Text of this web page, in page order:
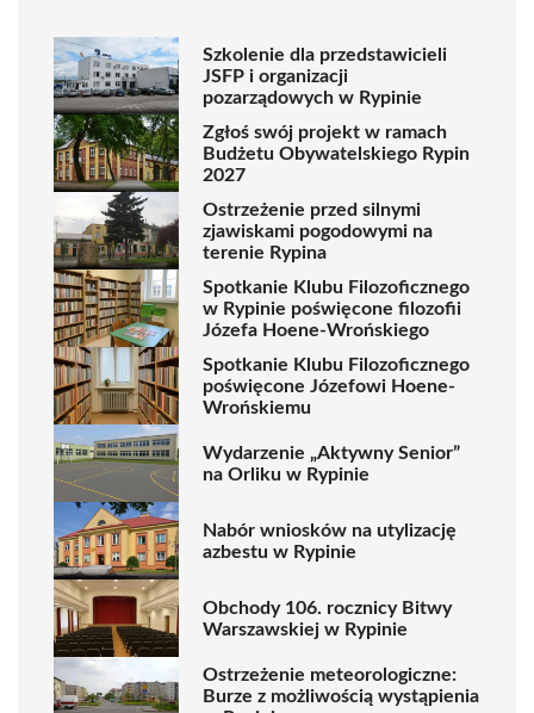
Szkolenie dla przedstawicieli
JSFP i organizacji
pozarządowych w Rypinie
Zgłoś swój projekt w ramach
Budżetu Obywatelskiego Rypin
2027
Ostrzeżenie przed silnymi
zjawiskami pogodowymi na
terenie Rypina
Spotkanie Klubu Filozoficznego
w Rypinie poświęcone filozofii
Józefa Hoene-Wrońskiego
Spotkanie Klubu Filozoficznego
poświęcone Józefowi Hoene-
Wrońskiemu
Wydarzenie „Aktywny Senior”
na Orliku w Rypinie
Nabór wniosków na utylizację
azbestu w Rypinie
Obchody 106. rocznicy Bitwy
Warszawskiej w Rypinie
Ostrzeżenie meteorologiczne:
Burze z możliwością wystąpienia